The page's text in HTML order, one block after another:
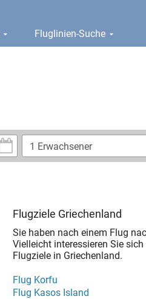
Fluglinien-Suche
Flugziele Griechenland
Sie haben nach einem Flug
Vielleicht interessieren Sie
Flugziele in Griechenland.
Flug Korfu
Flug Kasos Island